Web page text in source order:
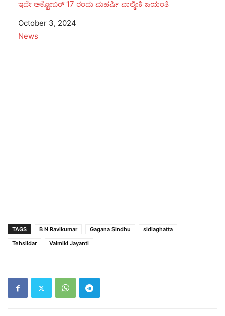
ಇದೇ ಅಕ್ಟೋಬರ್ 17 ರಂದು ಮಹರ್ಷಿ ವಾಲ್ಮೀಕಿ ಜಯಂತಿ
Date
October 3, 2024
In relation to
News
TAGS B N Ravikumar Gagana Sindhu
sidlaghatta
Tehsildar
Valmiki Jayanti